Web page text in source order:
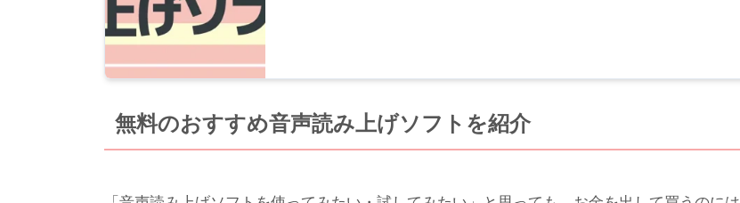
無料のおすすめ音声読み上げソフトを紹介